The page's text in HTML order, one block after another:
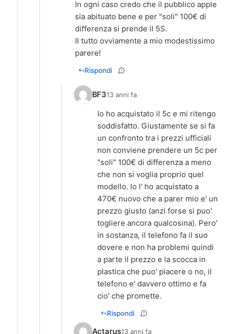
In ogni caso credo che il pubblico apple
sia abituato bene e per "soli" 100€ di
differenza si prende il 5S.
Il tutto ovviamente a mio modestissimo
parere!
Rispondi
BF313 anni fa
Io ho acquistato il 5c e mi ritengo
soddisfatto. Giustamente se si fa
un confronto tra i prezzi ufficiali
non conviene prendere un 5c per
"soli" 100€ di differenza a meno
che non si voglia proprio quel
modello. Io l' ho acquistato a
470€ nuovo che a parer mio e' un
prezzo giusto (anzi forse si puo'
togliere ancora qualcosina). Pero'
in sostanza, il telefono fa il suo
dovere e non ha problemi quindi
a parte il prezzo e la scocca in
plastica che puo' piacere o no, il
telefono e' davvero ottimo e fa
cio' che promette.
Rispondi
Actarus13 anni fa